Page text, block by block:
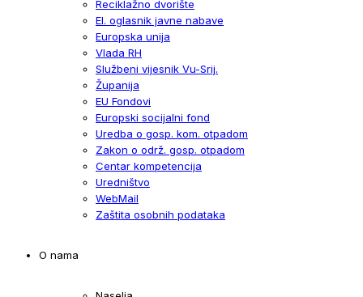
Reciklažno dvorište
El. oglasnik javne nabave
Europska unija
Vlada RH
Službeni vijesnik Vu-Srij.
Županija
EU Fondovi
Europski socijalni fond
Uredba o gosp. kom. otpadom
Zakon o održ. gosp. otpadom
Centar kompetencija
Uredništvo
WebMail
Zaštita osobnih podataka
O nama